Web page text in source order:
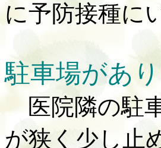
に予防接種に
駐車場があ
医院隣の駐
が狭く少し止